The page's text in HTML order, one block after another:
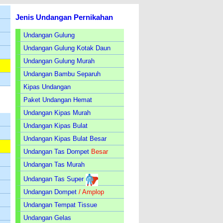
Jenis Undangan Pernikahan
Undangan Gulung
Undangan Gulung Kotak Daun
Undangan Gulung Murah
Undangan Bambu Separuh
Kipas Undangan
Paket Undangan Hemat
Undangan Kipas Murah
Undangan Kipas Bulat
Undangan Kipas Bulat Besar
Undangan Tas Dompet Besar
Undangan Tas Murah
Undangan Tas Super
Undangan Dompet / Amplop
Undangan Tempat Tissue
Undangan Gelas